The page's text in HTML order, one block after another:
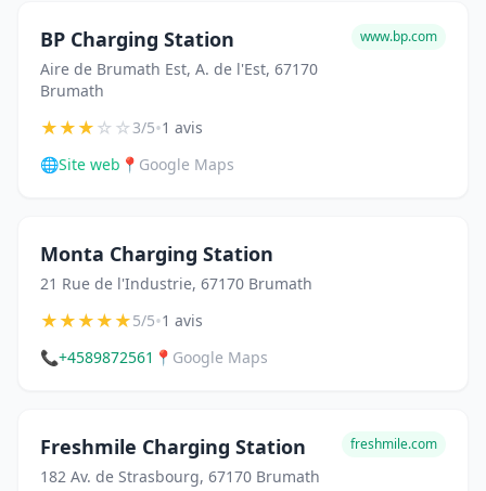
BP Charging Station
Aire de Brumath Est, A. de l'Est, 67170
Brumath
www.bp.com
★★★☆☆3/5•1 avis
🌐Site web 📍 Google Maps
Monta Charging Station
21 Rue de l'Industrie, 67170 Brumath
★★★★★5/5•1 avis
📞+4589872561 📍 Google Maps
Freshmile Charging Station
182 Av. de Strasbourg, 67170 Brumath
freshmile.com